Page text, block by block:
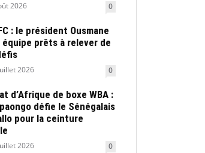
2026 0
: le président Ousmane
équipe prêts à relever de
2026 0
d’Afrique de boxe WBA :
défie le Sénégalais
pour la ceinture
2026 0